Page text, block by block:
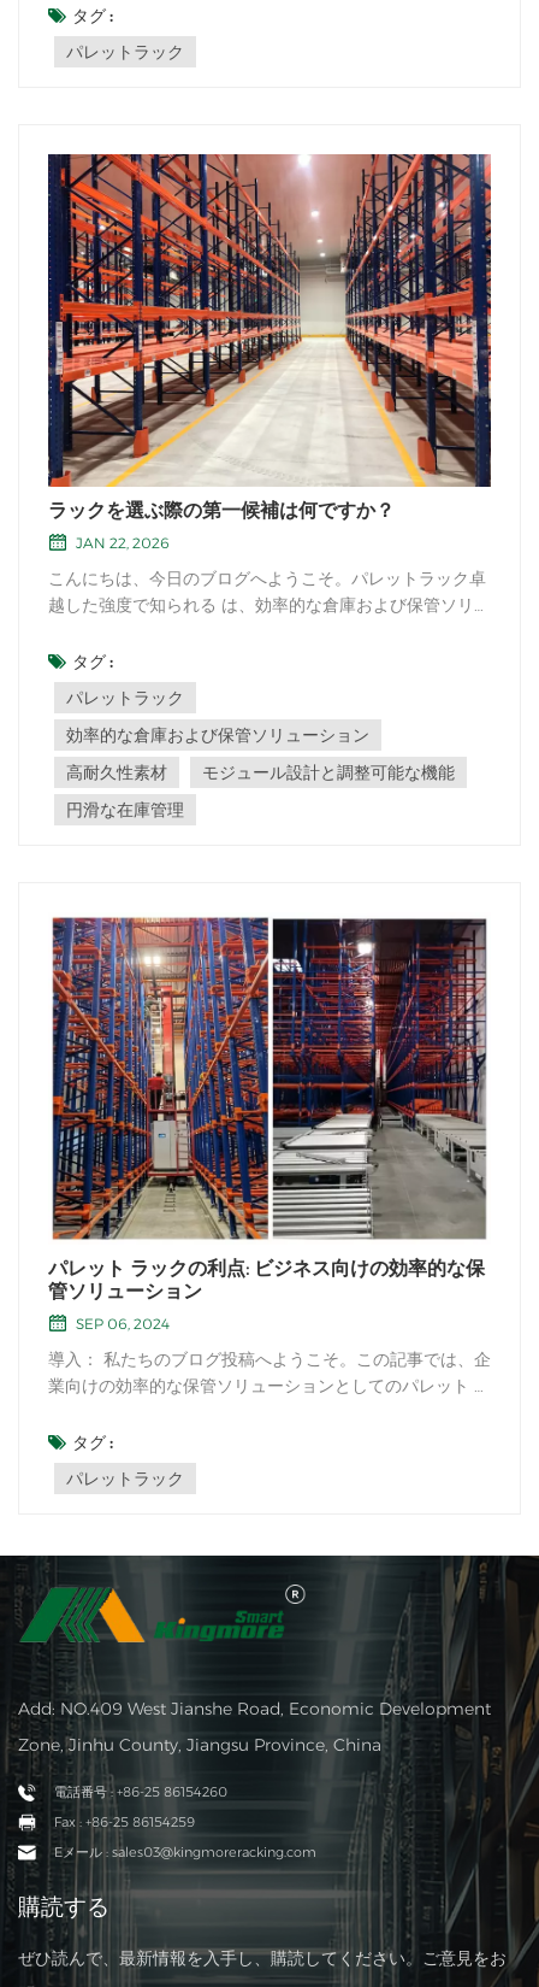
めるさまざまな利点を提供します。 サプライチェーンマネ
ジメント.パレット ラックの最大の強みの 1 つは、その比
類のない耐久性にあります。から構築...
タグ :
パレットラック
ラックを選ぶ際の第一候補は何ですか？
JAN 22, 2026
こんにちは、今日のブログへようこそ。パレットラック卓
越した強度で知られる は、効率的な倉庫および保管ソリュ
ーン管理の世界における地位を高める様々な利点を提供し
ます。パレットラックの最大の強みの1つは、その比類の
ない耐久性にあります。高耐久性素材鋼鉄な...
タグ :
パレットラック
効率的な倉庫および保管ソリューション
高耐久性素材
モジュール設計と調整可能な機能
円滑な在庫管理
パレット ラックの利点: ビジネス向けの効率的な保
管ソリューション
SEP 06, 2024
導入： 私たちのブログ投稿へようこそ。この記事では、企
業向けの効率的な保管ソリューションとしてのパレット ラ
庫や配送センターの保管スペースの管理と最適化の方法に
革命をもたらしました。この記事では、パレット ラックの
利点を詳しく掘り下げ、効率的で整理さ...
タグ :
パレットラック
Add: NO.409 West Jianshe Road, Economic Development
Zone, Jinhu County, Jiangsu Province, China
電話番号 : +86-25 86154260
Fax : +86-25 86154259
Eメール : sales03@kingmoreracking.com
購読する
ぜひ読んで、最新情報を入手し、購読してください。ご意見をお